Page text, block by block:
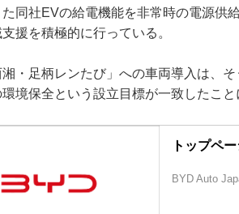
同社EVの給電機能を非常時の電源供
援を積極的に行っている。
・足柄レンたび」への車両導入は、
境保全という設立目標が一致したこ
トップペ
BYD Auto